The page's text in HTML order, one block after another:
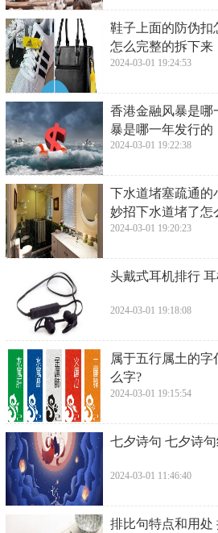
鞋子上面的防伪扣
怎么完整的拆下来
2024-03-01 19:24:53
香港金融风暴是哪
暴是哪一年发行的
2024-03-01 19:22:38
下水道堵塞疏通的
妙招下水道堵了怎
2024-03-01 19:20:23
头戴式耳机排行
2024-03-01 19:18:08
属于五行属土的
么字?
2024-03-01 19:15:54
七夕诗句 七夕诗
2024-03-01 11:46:40
排比句特点和用处